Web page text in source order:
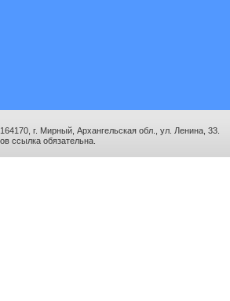
г. Мирный, Архангельская обл., ул. Ленина, 33.
ссылка обязательна.